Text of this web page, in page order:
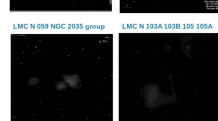
LMC N 059 NGC 2035 group LMC N 103A 103B 105 105A